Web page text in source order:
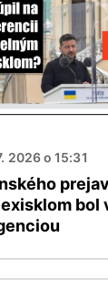
2026 o 15:31
bol